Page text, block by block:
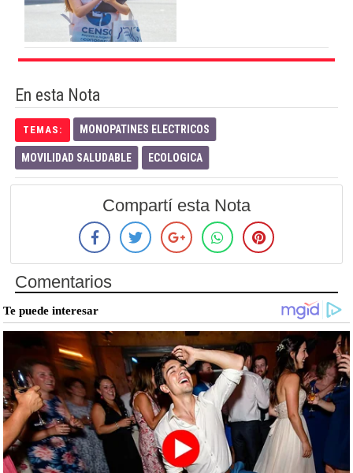
En esta Nota
TEMAS: MONOPATINES ELECTRICOS
MOVILIDAD SALUDABLE ECOLOGICA
Compartí esta Nota
Comentarios